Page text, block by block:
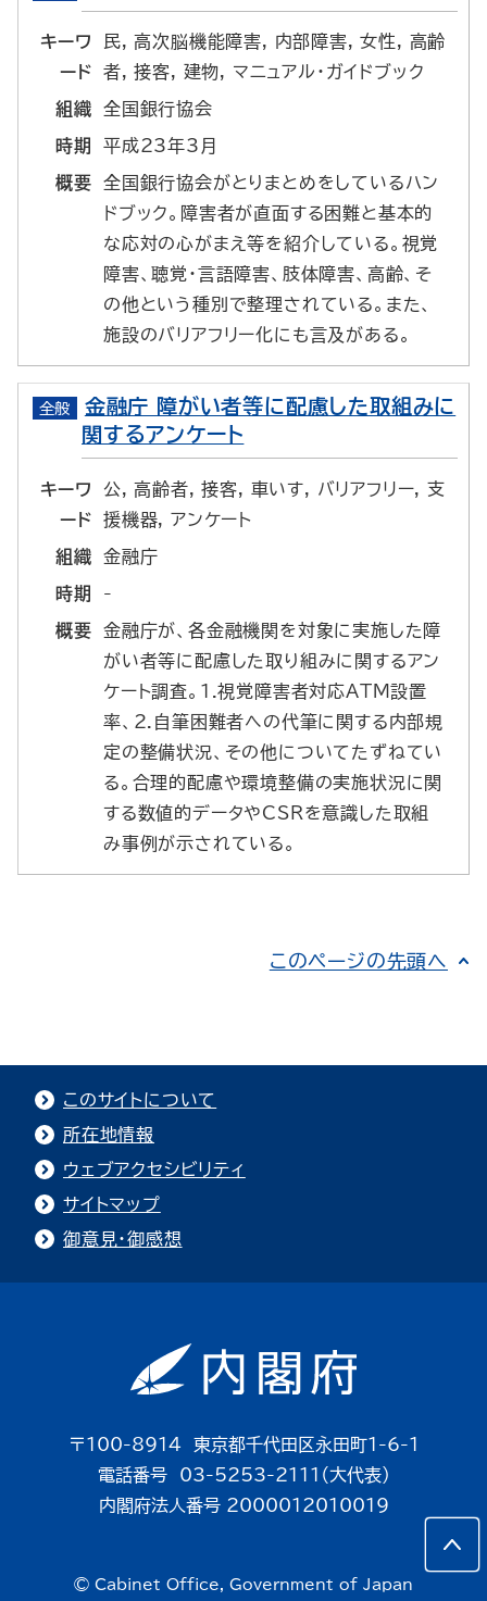
キーワ
ード
民, 高次脳機能障害, 内部障害, 女性, 高齢
者, 接客, 建物, マニュアル・ガイドブック
組織 全国銀行協会
時期 平成23年3月
概要
全国銀行協会がとりまとめをしているハン
ドブック。障害者が直面する困難と基本的
な応対の心がまえ等を紹介している。視覚
障害、聴覚・言語障害、肢体障害、高齢、そ
の他という種別で整理されている。また、
施設のバリアフリー化にも言及がある。
全般
金融庁 障がい者等に配慮した取組みに
関するアンケート
キーワ
ード
公, 高齢者, 接客, 車いす, バリアフリー, 支
援機器, アンケート
組織 金融庁
時期 -
概要
金融庁が、各金融機関を対象に実施した障
がい者等に配慮した取り組みに関するアン
ケート調査。1.視覚障害者対応ATM設置
率、2.自筆困難者への代筆に関する内部規
定の整備状況、その他についてたずねてい
る。合理的配慮や環境整備の実施状況に関
する数値的データやCSRを意識した取組
み事例が示されている。
このページの先頭へ
このサイトについて
所在地情報
ウェブアクセシビリティ
サイトマップ
御意見・御感想
〒100-8914 東京都千代田区永田町1-6-1
電話番号 03-5253-2111（大代表）
内閣府法人番号 2000012010019
© Cabinet Office, Government of Japan